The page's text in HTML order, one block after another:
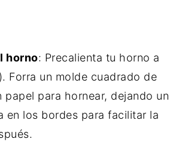
horno: Precalienta tu horno a
Forra un molde cuadrado de
papel para hornear, dejando un
en los bordes para facilitar la